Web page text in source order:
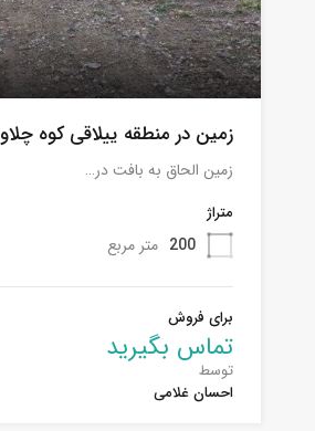
زمین در منطقه ییلاقی کوه چلاو
زمین الحاق به بافت در…
متراژ
200 متر مربع
برای فروش
تماس بگیرید
توسط
احسان غلامی